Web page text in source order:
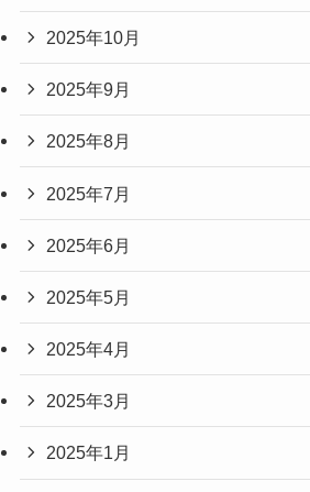
2025年10月
2025年9月
2025年8月
2025年7月
2025年6月
2025年5月
2025年4月
2025年3月
2025年1月